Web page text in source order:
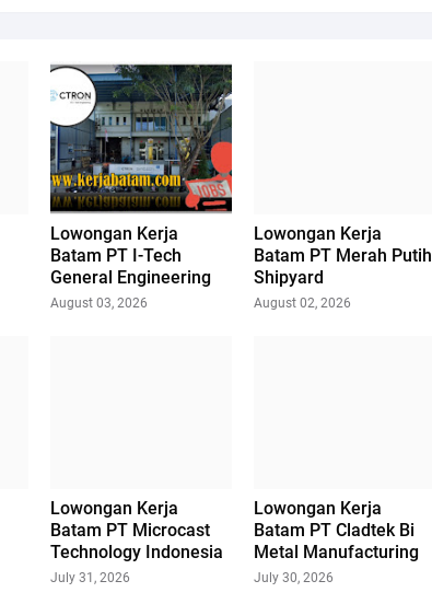
Lowongan Kerja
Batam PT I-Tech
General Engineering
August 03, 2026
Lowongan Kerja
Batam PT Merah Putih
Shipyard
August 02, 2026
Lowongan Kerja
Batam PT Microcast
Technology Indonesia
July 31, 2026
Lowongan Kerja
Batam PT Cladtek Bi
Metal Manufacturing
July 30, 2026